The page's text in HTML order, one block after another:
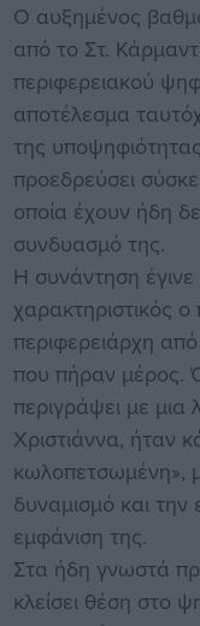
Ο αυξημένος
από το Στ.
περιφερειακού
αποτέλεσμα
της
προεδρεύσει
οποία έχουν ήδη
συνδυασμό της.
Η συνάντηση έγινε
χαρακτηριστικός
περιφερειάρχη
που πήραν μέρος.
περιγράψει με
Χριστιάννα, ήταν
κωλοπετσωμένη»,
δυναμισμό και την
εμφάνιση της.
Στα ήδη γνωστά
κλείσει θέση στο